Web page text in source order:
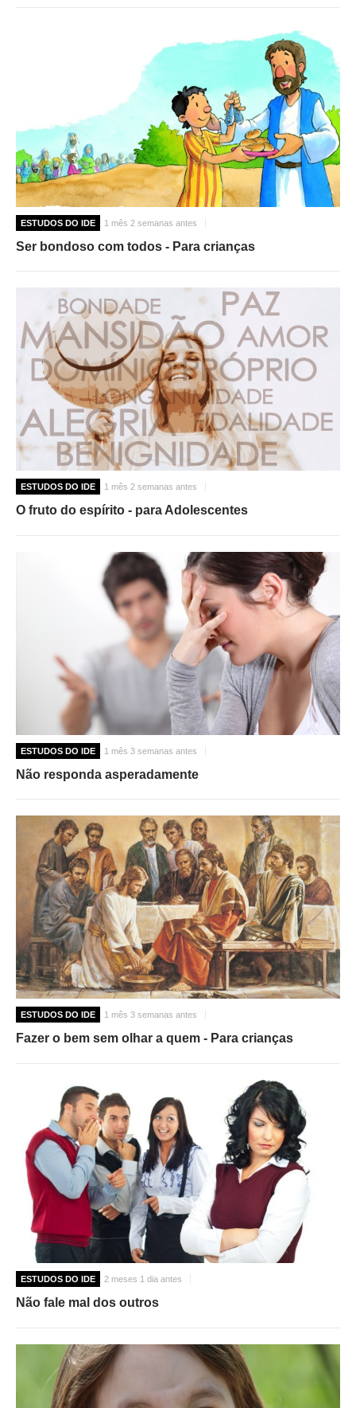
ESTUDOS DO IDE 1 mês 2 semanas antes
Ser bondoso com todos - Para crianças
ESTUDOS DO IDE 1 mês 2 semanas antes
O fruto do espírito - para Adolescentes
ESTUDOS DO IDE 1 mês 3 semanas antes
Não responda asperadamente
ESTUDOS DO IDE 1 mês 3 semanas antes
Fazer o bem sem olhar a quem - Para crianças
ESTUDOS DO IDE 2 meses 1 dia antes
Não fale mal dos outros